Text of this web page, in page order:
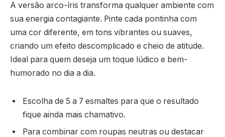
A versão arco-íris transforma qualquer ambiente com
sua energia contagiante. Pinte cada pontinha com
uma cor diferente, em tons vibrantes ou suaves,
criando um efeito descomplicado e cheio de atitude.
Ideal para quem deseja um toque lúdico e bem-
humorado no dia a dia.
Escolha de 5 a 7 esmaltes para que o resultado
fique ainda mais chamativo.
Para combinar com roupas neutras ou destacar